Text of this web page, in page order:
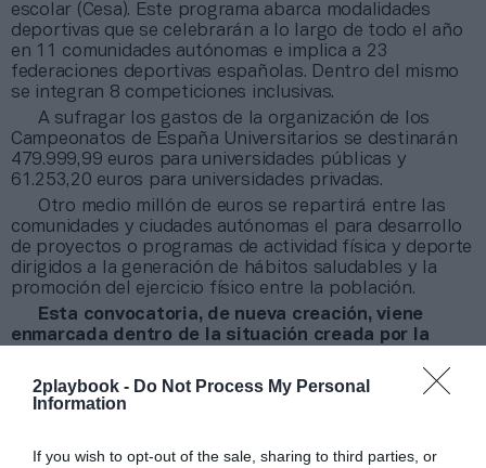
2playbook - Do Not Process My Personal
Information
If you wish to opt-out of the sale, sharing to third parties, or
escolar (Cesa). Este programa abarca modalidades
deportivas que se celebrarán a lo largo de todo el año
en 11 comunidades autónomas e implica a 23
federaciones deportivas españolas. Dentro del mismo
se integran 8 competiciones inclusivas.
A sufragar los gastos de la organización de los
Campeonatos de España Universitarios se destinarán
479.999,99 euros para universidades públicas y
61.253,20 euros para universidades privadas.
Otro medio millón de euros se repartirá entre las
comunidades y ciudades autónomas el para desarrollo
de proyectos o programas de actividad física y deporte
dirigidos a la generación de hábitos saludables y la
promoción del ejercicio físico entre la población.
Esta convocatoria, de nueva creación, viene
enmarcada dentro de la situación creada por la
etapas de confinamiento y desescalada, dónde la
actividad física ha cobrado especial relevancia,
fundamental en la salud integral de las personas.